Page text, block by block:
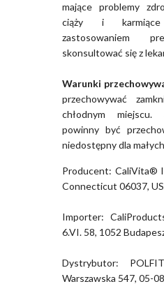
mające problemy
ciąży i
zastosowaniem
skonsultować się z
Warunki
przechowywać
chłodnym miejscu.
powinny być
niedostępny dla
Producent: CaliVita®
Connecticut 06037,
Importer:
6.VI. 58, 1052
Dystrybutor:
Warszawska 547, 05-